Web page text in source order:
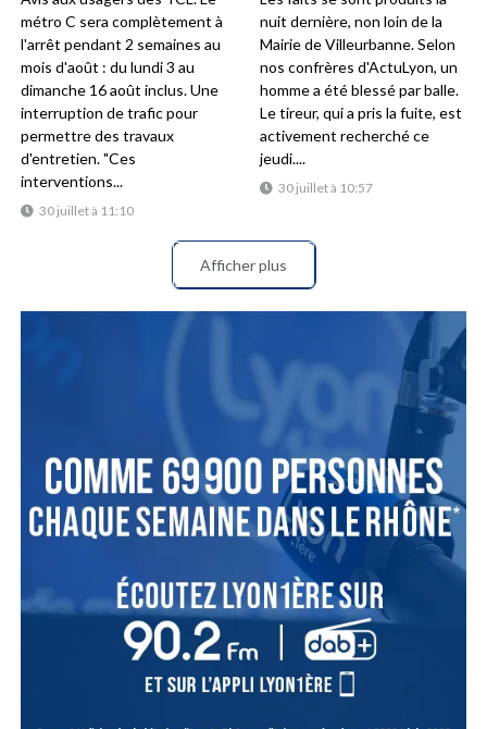
30 juillet à 11:10
métro C sera complètement à
l'arrêt pendant 2 semaines au
mois d'août : du lundi 3 au
dimanche 16 août inclus. Une
interruption de trafic pour
permettre des travaux
d'entretien. "Ces
interventions...
30 juillet à 10:57
nuit dernière, non loin de la
Mairie de Villeurbanne. Selon
nos confrères d'ActuLyon, un
homme a été blessé par balle.
Le tireur, qui a pris la fuite, est
activement recherché ce
jeudi....
Afficher plus